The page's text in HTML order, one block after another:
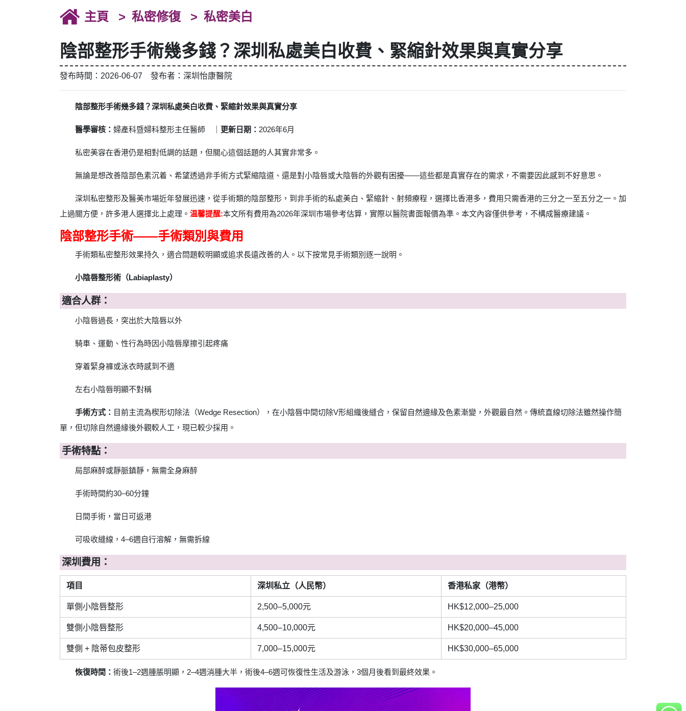
主頁 私密修復 私密美白
陰部整形手術幾多錢？深圳私處美白收費、緊縮針效果與真實分享
發布時間：2026-06-07 發布者：深圳怡康醫院
陰部整形手術幾多錢？深圳私處美白收費、緊縮針效果與真實分享
醫學審核： 婦產科暨婦科整形主任醫師 ｜ 更新日期： 2026年6月
私密美容在香港仍是相對低調的話題，但關心這個話題的人其實非常多。
無論是想改善陰部色素沉着、希望透過非手術方式緊縮陰道、還是對小陰唇或大陰唇的外觀有困擾——這些都是真實存在的需求，不需要因此感到不好意思。
深圳私密整形及醫美市場近年發展迅速，從手術類的陰部整形，到非手術的私處美白、緊縮針、射頻療程，選擇比香港多，費用只需香港的三分之一至五分之一。加
上過關方便，許多港人選擇北上處理。 温馨提醒:本文所有費用為2026年深圳市場參考估算，實際以醫院書面報價為準。本文內容僅供參考，不構成醫療建議。
陰部整形手術——手術類別與費用
手術類私密整形效果持久，適合問題較明顯或追求長遠改善的人。以下按常見手術類別逐一說明。
小陰唇整形術（Labiaplasty）
適合人群：
小陰唇過長，突出於大陰唇以外
騎車、運動、性行為時因小陰唇摩擦引起疼痛
穿着緊身褲或泳衣時感到不適
左右小陰唇明顯不對稱
手術方式： 目前主流為楔形切除法（Wedge Resection），在小陰唇中間切除V形組織後縫合，保留自然邊緣及色素漸變，外觀最自然。傳統直線切除法雖然操作簡
單，但切除自然邊緣後外觀較人工，現已較少採用。
手術特點：
局部麻醉或靜脈鎮靜，無需全身麻醉
手術時間約30–60分鐘
日間手術，當日可返港
可吸收縫線，4–6週自行溶解，無需拆線
深圳費用：
項目 深圳私立（人民幣） 香港私家（港幣）
單側小陰唇整形 2,500–5,000元 HK$12,000–25,000
雙側小陰唇整形 4,500–10,000元 HK$20,000–45,000
雙側 + 陰蒂包皮整形 7,000–15,000元 HK$30,000–65,000
恢復時間： 術後1–2週腫脹明顯，2–4週消腫大半，術後4–6週可恢復性生活及游泳，3個月後看到最終效果。